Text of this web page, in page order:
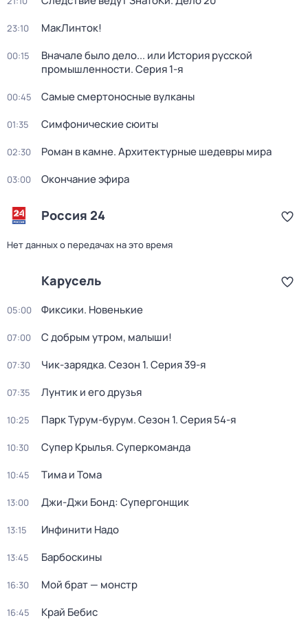
23:10 МакЛинток!
00:15
Вначале было дело... или История русской
промышленности. Серия 1-я
00:45 Самые смертоносные вулканы
01:35 Симфонические сюиты
02:30 Роман в камне. Архитектурные шедевры мира
03:00 Окончание эфира
Россия 24
Нет данных о передачах на это время
Карусель
05:00 Фиксики. Новенькие
07:00 С добрым утром, малыши!
07:30 Чик-зарядка. Сезон 1. Серия 39-я
07:35 Лунтик и его друзья
10:25 Парк Турум-бурум. Сезон 1. Серия 54-я
10:30 Супер Крылья. Суперкоманда
10:45 Тима и Тома
13:00 Джи-Джи Бонд: Супергонщик
13:15 Инфинити Надо
13:45 Барбоскины
16:30 Мой брат — монстр
16:45 Край Бебис